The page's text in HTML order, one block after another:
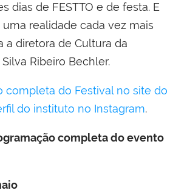
dias de FESTTO e de festa. E
realidade cada vez mais
a diretora de Cultura da
Ribeiro Bechler.
completa do Festival no site do
do instituto no Instagram.
completa do evento